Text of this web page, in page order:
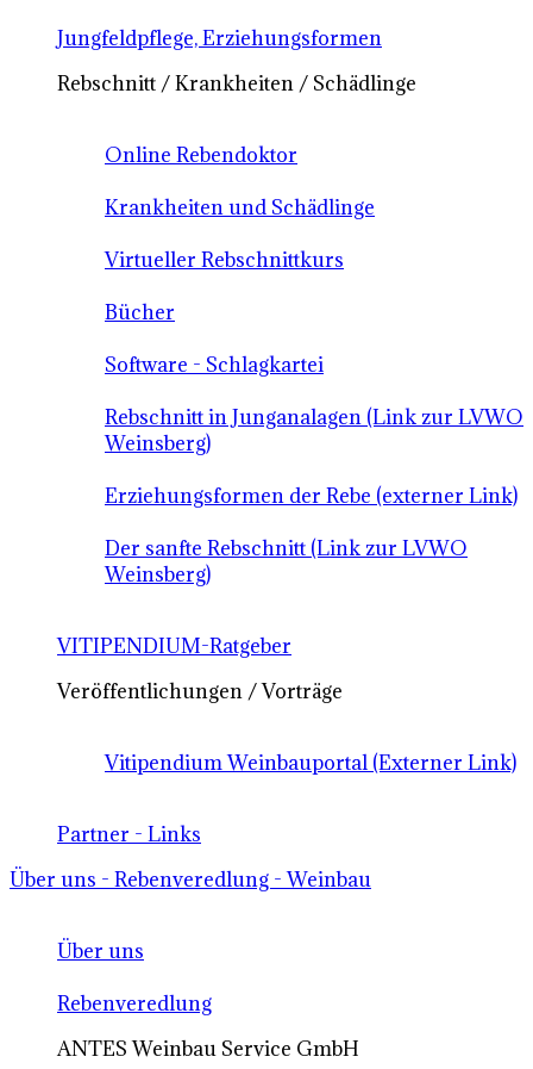
Jungfeldpflege, Erziehungsformen
Rebschnitt / Krankheiten / Schädlinge
Online Rebendoktor
Krankheiten und Schädlinge
Virtueller Rebschnittkurs
Bücher
Software - Schlagkartei
Rebschnitt in Junganalagen (Link zur LVWO
Weinsberg)
Erziehungsformen der Rebe (externer Link)
Der sanfte Rebschnitt (Link zur LVWO
Weinsberg)
VITIPENDIUM-Ratgeber
Veröffentlichungen / Vorträge
Vitipendium Weinbauportal (Externer Link)
Partner - Links
Über uns - Rebenveredlung - Weinbau
Über uns
Rebenveredlung
ANTES Weinbau Service GmbH